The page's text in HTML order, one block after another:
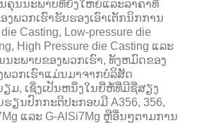
ຄຸນນະພາບທີ່ຍິ່ງໃຫຍ່ແລະລາຄາທີ່
ພວກເຮົາຮັບຮອງເອົາເຕັກນິກການ
Casting, Low-pressure die
High Pressure die Casting ແລະ
ະພາບຂອງພວກເຮົາ, ທັງຫມົດຂອງ
ພວກເຮົາແມ່ນມາຈາກບໍລິສັດ
ຽມ, ເຊິ່ງເປັນຫນຶ່ງໃນຍີ່ຫໍ້ທີ່ມີຊື່ສຽງ
ຽນປົກກະຕິປະກອບມີ A356, 356,
ແລະ G-AlSi7Mg ຫຼືອື່ນໆຕາມການ